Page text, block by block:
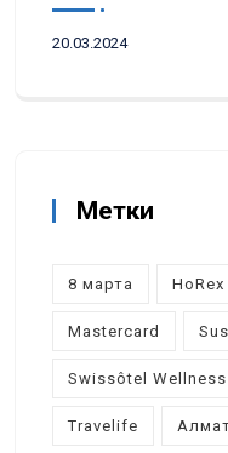
20.03.2024
Метки
8 марта
Mastercard
Swissôtel
Travelife